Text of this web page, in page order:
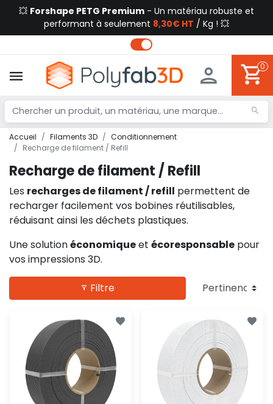
💥 Forshape PETG Premium - Un matériau robuste et
performant à seulement 8,30€ HT / Kg ! 💥
0
Accueil Filaments 3D
Conditionnement
Recharge de filament / Refill
Recharge de filament / Refill
Les recharges de filament / refill permettent de
recharger facilement vos bobines réutilisables,
réduisant ainsi les déchets plastiques.
Une solutionéconomiqueet écoresponsable pour
vos impressions 3D.
Filtre